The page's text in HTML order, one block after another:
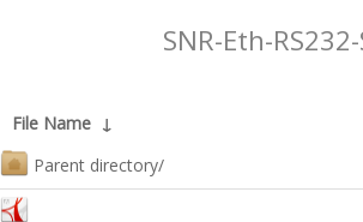
SNR-Eth-RS232-
File Name ↓
Parent directory/